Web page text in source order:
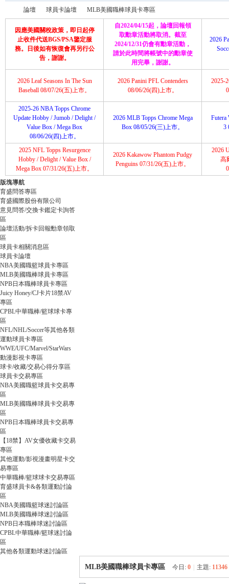
球
員
卡
»
論壇
›
球員卡論壇
›
MLB美國職棒球員卡專區
因應美國關稅政策，即日起停
止收件代送BGS/PSA鑒定服
務。日後如有恢復會再另行公
告，謝謝。
自2024/04/15起，論壇回報領
取勳章活動將取消。截至
2024/12/31仍會有勳章活動，
請於此時間將帳號中的勳章使
用完畢，謝謝。
2026
2026 Leaf Seasons In The Sun
Baseball 08/07/26(五)上市。
2026 Panini PFL Contenders
08/06/26(四)上市。
2025-
2025-26 NBA Topps Chrome
Update Hobby / Jumob / Delight /
Value Box / Mega Box
08/06/26(四)上市。
2026 MLB Topps Chrome Mega
Box 08/05/26(三)上市。
Futera
3
2025 NFL Topps Resurgence
Hobby / Delight / Value Box /
Mega Box 07/31/26(五)上市。
2026 Kakawow Phantom Pudgy
Penguins 07/31/26(五)上市。
2026
高
版塊導航
育盛問答專區
育盛國際股份有限公司
意見問答/交換卡鑑定卡詢答
區
論壇活動/拆卡回報勳章領取
區
球員卡相關消息區
球員卡論壇
NBA美國職籃球員卡專區
MLB美國職棒球員卡專區
NPB日本職棒球員卡專區
Juicy Honey/CJ卡片18禁AV
專區
CPBL中華職棒/籃球球卡專
區
NFL/NHL/Soccer等其他各類
運動球員卡專區
WWE/UFC/Marvel/StarWars
動漫影視卡專區
球卡/收藏/交易心得分享區
球員卡交易專區
NBA美國職籃球員卡交易專
區
MLB美國職棒球員卡交易專
區
NPB日本職棒球員卡交易專
區
【18禁】AV女優收藏卡交易
專區
其他運動/影視漫畫明星卡交
易專區
中華職棒/籃球球卡交易專區
育盛球員卡&各類運動討論
區
NBA美國職籃球迷討論區
MLB美國職棒球迷討論區
NPB日本職棒球迷討論區
CPBL中華職棒/籃球迷討論
區
其他各類運動球迷討論區
MLB美國職棒球員卡專區 今日: 0 主題: 11346